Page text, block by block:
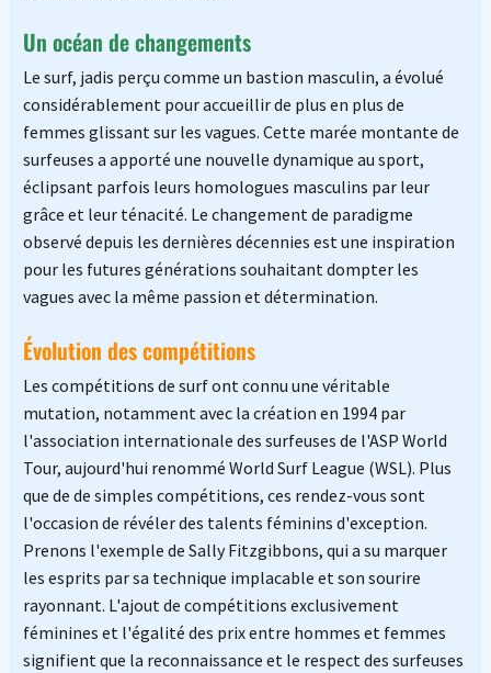
Un océan de changements
Le surf, jadis perçu comme un bastion masculin, a évolué
considérablement pour accueillir de plus en plus de
femmes glissant sur les vagues. Cette marée montante de
surfeuses a apporté une nouvelle dynamique au sport,
éclipsant parfois leurs homologues masculins par leur
grâce et leur ténacité. Le changement de paradigme
observé depuis les dernières décennies est une inspiration
pour les futures générations souhaitant dompter les
vagues avec la même passion et détermination.
Évolution des compétitions
Les compétitions de surf ont connu une véritable
mutation, notamment avec la création en 1994 par
l'association internationale des surfeuses de l'ASP World
Tour, aujourd'hui renommé World Surf League (WSL). Plus
que de de simples compétitions, ces rendez-vous sont
l'occasion de révéler des talents féminins d'exception.
Prenons l'exemple de Sally Fitzgibbons, qui a su marquer
les esprits par sa technique implacable et son sourire
rayonnant. L'ajout de compétitions exclusivement
féminines et l'égalité des prix entre hommes et femmes
signifient que la reconnaissance et le respect des surfeuses